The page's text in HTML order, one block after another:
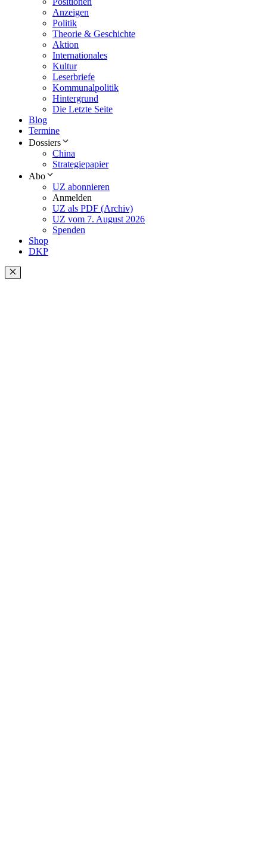
Anzeigen
Politik
Theorie & Geschichte
Aktion
Internationales
Kultur
Leserbriefe
Kommunalpolitik
Hintergrund
Die Letzte Seite
Blog
Termine
Dossiers
China
Strategiepapier
Abo
UZ abonnieren
Anmelden
UZ als PDF (Archiv)
UZ vom 7. August 2026
Spenden
Shop
DKP
Schließen